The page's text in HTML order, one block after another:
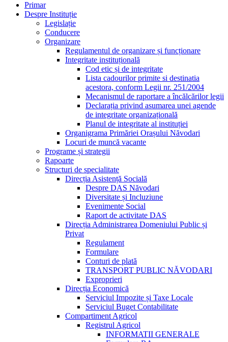
Primar
Despre Instituție
Legislație
Conducere
Organizare
Regulamentul de organizare și funcționare
Integritate instituțională
Cod etic și de integritate
Lista cadourilor primite si destinatia
acestora, conform Legii nr. 251/2004
Mecanismul de raportare a încălcărilor legii
Declarația privind asumarea unei agende
de integritate organizațională
Planul de integritate al instituției
Organigrama Primăriei Orașului Năvodari
Locuri de muncă vacante
Programe și strategii
Rapoarte
Structuri de specialitate
Direcția Asistență Socială
Despre DAS Năvodari
Diversitate și Incluziune
Evenimente Social
Raport de activitate DAS
Direcția Administrarea Domeniului Public și
Privat
Regulament
Formulare
Conturi de plată
TRANSPORT PUBLIC NĂVODARI
Exproprieri
Direcția Economică
Serviciul Impozite și Taxe Locale
Serviciul Buget Contabilitate
Compartiment Agricol
Registrul Agricol
INFORMATII GENERALE